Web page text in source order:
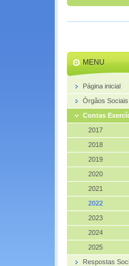
MENU
Página inicial
Órgãos Sociais
Contas
2017
2018
2019
2020
2021
2022
2023
2024
2025
Respostas